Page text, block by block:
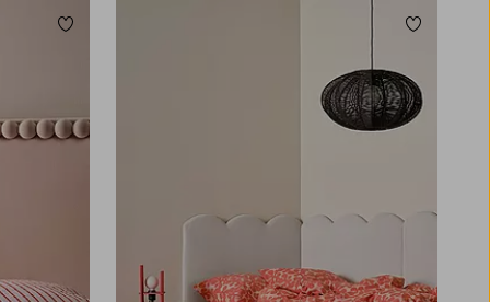
Toevoegen aan favorieten Toevoegen